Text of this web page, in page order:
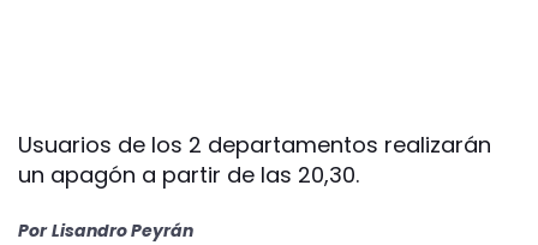
Usuarios de los 2 departamentos realizarán
un apagón a partir de las 20,30.
Por Lisandro Peyrán